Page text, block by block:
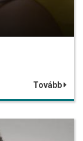
Tovább